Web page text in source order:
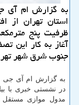
به گزارش ام آی
استان تهران از
ظرفیت پنج
آغاز به كار این
جنوب شرق شهر
به گزارش ام آی جی
در نشستی خبری با
مدول موازی مستقل